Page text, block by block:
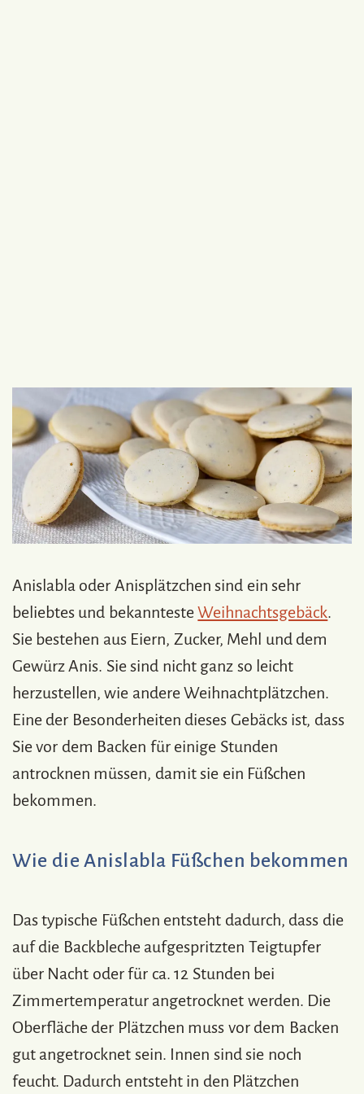
Anislabla oder Anisplätzchen sind ein sehr
beliebtes und bekanntesteWeihnachtsgebäck.
Sie bestehen aus Eiern, Zucker, Mehl und dem
Gewürz Anis. Sie sind nicht ganz so leicht
herzustellen, wie andere Weihnachtplätzchen.
Eine der Besonderheiten dieses Gebäcks ist, dass
Sie vor dem Backen für einige Stunden
antrocknen müssen, damit sie ein Füßchen
bekommen.
Wie die Anislabla Füßchen bekommen
Das typische Füßchen entsteht dadurch, dass die
auf die Backbleche aufgespritzten Teigtupfer
über Nacht oder für ca. 12 Stunden bei
Zimmertemperatur angetrocknet werden. Die
Oberfläche der Plätzchen muss vor dem Backen
gut angetrocknet sein. Innen sind sie noch
feucht. Dadurch entsteht in den Plätzchen